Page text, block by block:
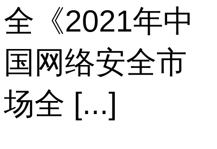
全《2021年中
国网络安全市
场全 [...]